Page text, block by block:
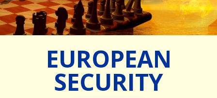
EUROPEAN
SECURITY